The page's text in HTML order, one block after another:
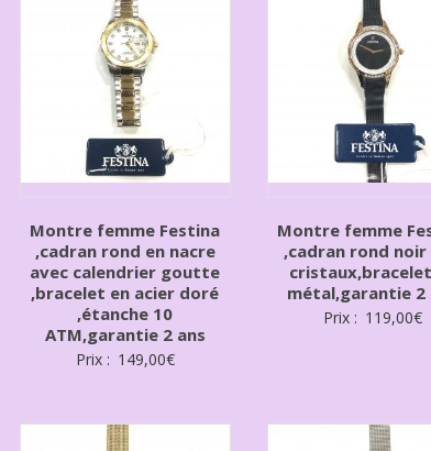
Montre femme Festina
,cadran rond en nacre
avec calendrier goutte
,bracelet en acier doré
,étanche 10
ATM,garantie 2 ans
Prix : 149,00€
Montre femme
,cadran rond noir
métal,garantie 2
Prix : 119,00€